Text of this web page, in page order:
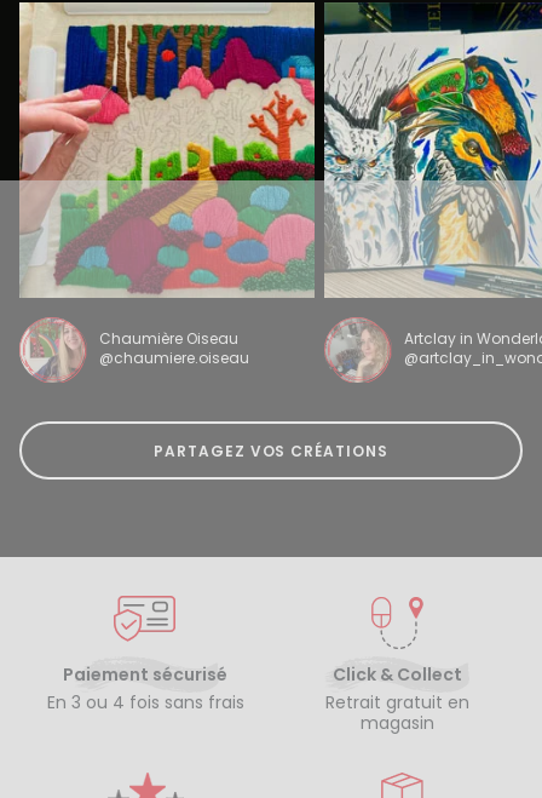
Chaumière Oiseau
@chaumiere.oiseau
Artclay in
PARTAGEZ VOS CRÉATIONS
Paiement sécurisé
En 3 ou 4 fois sans frais
Click & Collect
Retrait gratuit en
magasin